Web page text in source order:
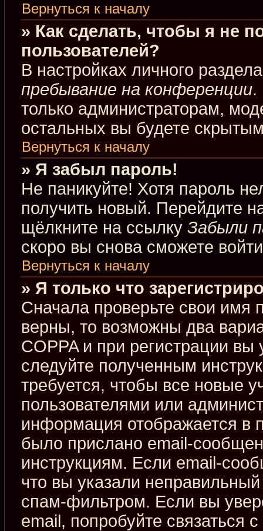
Вернуться к началу
» Как сделать, чтобы я не
пользователей?
В настройках личного
пребывание на конференции.
только администраторам,
остальных вы будете
Вернуться к началу
» Я забыл пароль!
Не паникуйте! Хотя пароль
получить новый. Перейдите
щёлкните на ссылку Забыли
скоро вы снова сможете
Вернуться к началу
» Я только что
Сначала проверьте свои имя
верны, то возможны два
COPPA и при регистрации
следуйте полученным
требуется, чтобы все новые
пользователями или
информация отображается в
было прислано email-
инструкциям. Если email-
что вы указали
спам-фильтром. Если вы
email, попробуйте связаться